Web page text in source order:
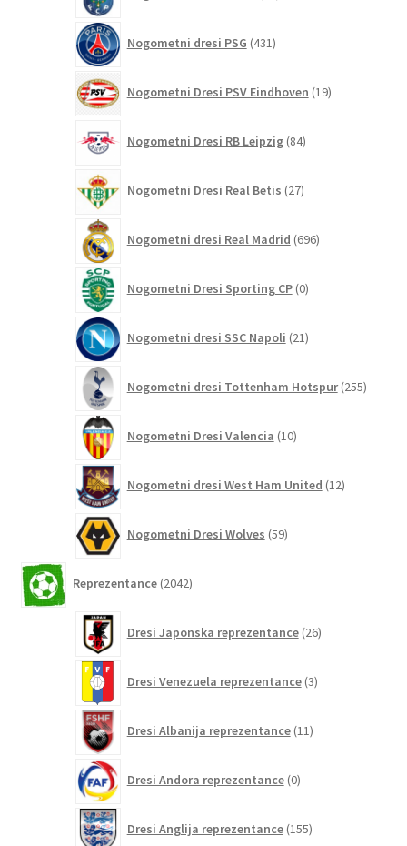
Nogometni dresi PSG 431izdelkov
Nogometni Dresi PSV Eindhoven 19izdelkov
Nogometni Dresi RB Leipzig 84izdelkov
Nogometni Dresi Real Betis 27izdelkov
Nogometni dresi Real Madrid 696izdelkov
Nogometni Dresi Sporting CP 0izdelkov
Nogometni dresi SSC Napoli 21izdelkov
Nogometni dresi Tottenham Hotspur 255
Nogometni Dresi Valencia 10izdelkov
Nogometni dresi West Ham United 12izdelkov
Nogometni Dresi Wolves 59izdelkov
Reprezentance 2042izdelkov
Dresi Japonska reprezentance 26izdelkov
Dresi Venezuela reprezentance 3izdelki
Dresi Albanija reprezentance 11izdelkov
Dresi Andora reprezentance 0izdelkov
Dresi Anglija reprezentance 155izdelkov